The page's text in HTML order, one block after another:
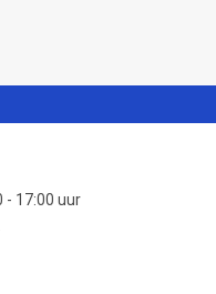
- 17:00 uur